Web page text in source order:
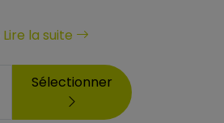
Lire la suite
Sélectionner